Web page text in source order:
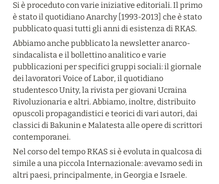
Si è proceduto con varie iniziative editoriali. Il primo
è stato il quotidiano Anarchy [1993-2013] che è stato
pubblicato quasi tutti gli anni di esistenza di RKAS.
Abbiamo anche pubblicato la newsletter anarco-
sindacalista e il bollettino analitico e varie
pubblicazioni per specifici gruppi sociali: il giornale
dei lavoratori Voice of Labor, il quotidiano
studentesco Unity, la rivista per giovani Ucraina
Rivoluzionaria e altri. Abbiamo, inoltre, distribuito
opuscoli propagandistici e teorici di vari autori, dai
classici di Bakunin e Malatesta alle opere di scrittori
contemporanei.
Nel corso del tempo RKAS si è evoluta in qualcosa di
simile a una piccola Internazionale: avevamo sedi in
altri paesi, principalmente, in Georgia e Israele.